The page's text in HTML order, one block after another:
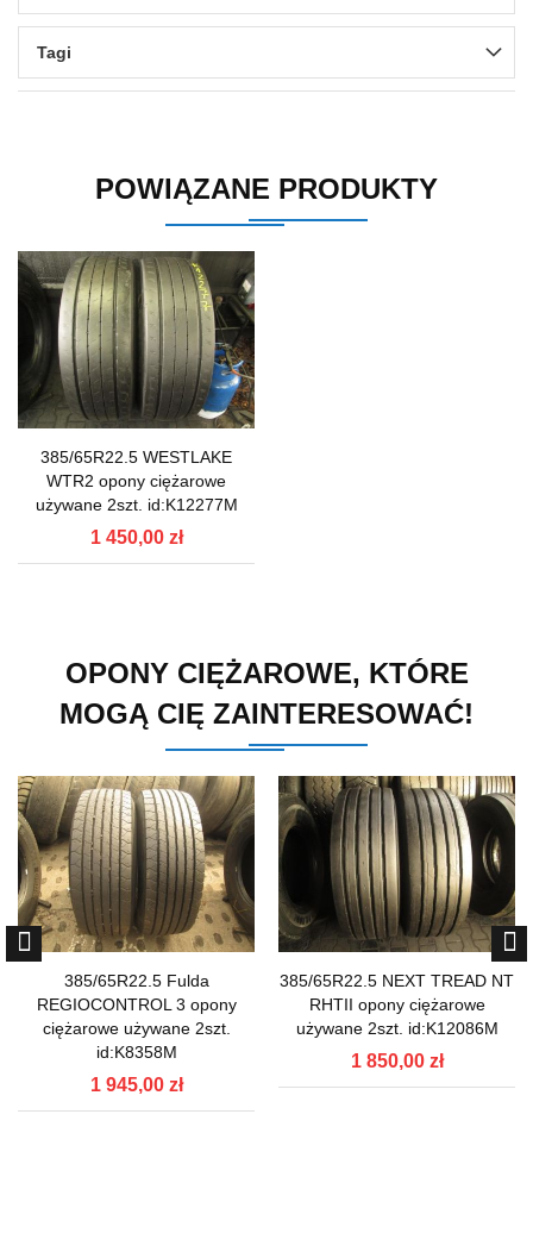
Tagi
POWIĄZANE PRODUKTY
385/65R22.5 WESTLAKE
WTR2 opony ciężarowe
używane 2szt. id:K12277M
1 450,00 zł
OPONY CIĘŻAROWE, KTÓRE
MOGĄ CIĘ ZAINTERESOWAĆ!
385/65R22.5 Fulda
REGIOCONTROL 3 opony
ciężarowe używane 2szt.
id:K8358M
1 945,00 zł
385/65R22.5 NEXT TREAD NT
RHTII opony ciężarowe
używane 2szt. id:K12086M
1 850,00 zł